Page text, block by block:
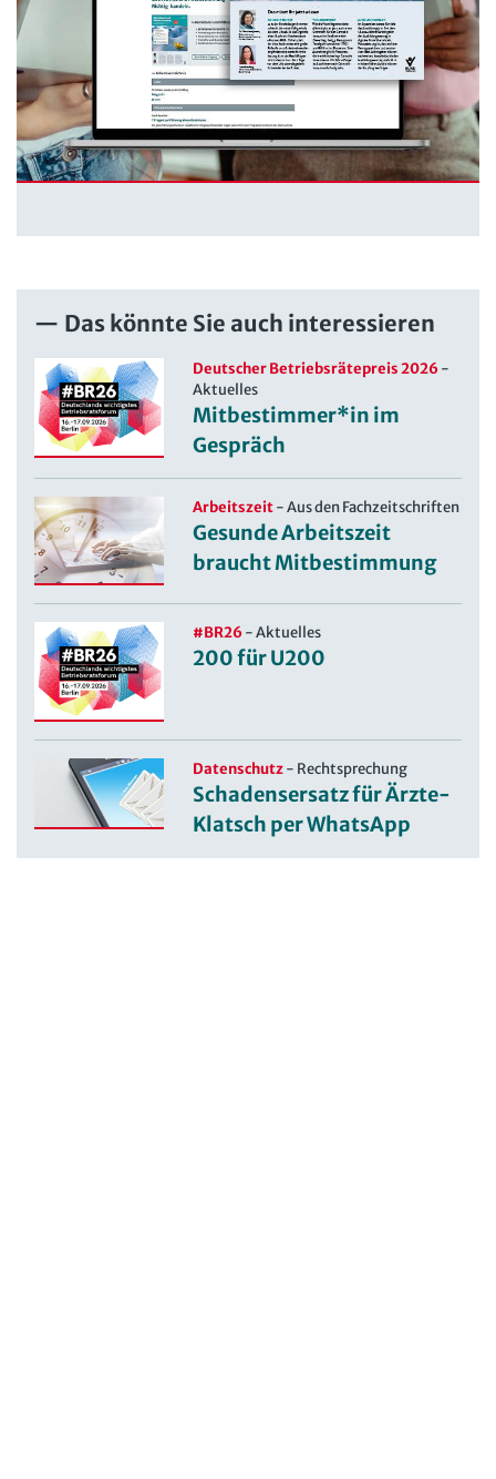
Das könnte Sie auch interessieren
Deutscher Betriebsrätepreis 2026-
Aktuelles
Mitbestimmer*in im
Gespräch
Arbeitszeit-Aus den Fachzeitschriften
Gesunde Arbeitszeit
braucht Mitbestimmung
#BR26-Aktuelles
200 für U200
Datenschutz- Rechtsprechung
Schadensersatz für Ärzte-
Klatsch per WhatsApp